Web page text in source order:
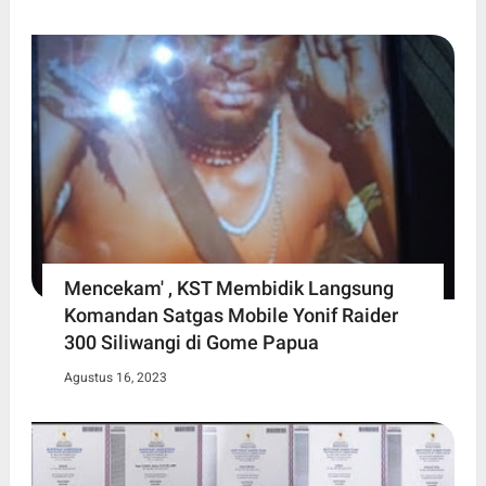
Mencekam' , KST Membidik Langsung
Komandan Satgas Mobile Yonif Raider
300 Siliwangi di Gome Papua
Agustus 16, 2023